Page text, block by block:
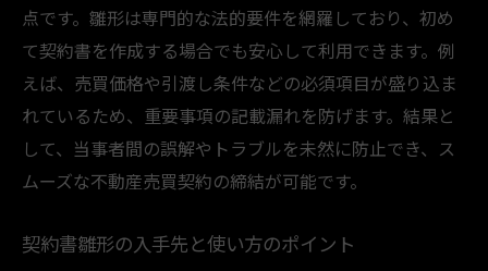
点です。雛形は専門的な法的要件を網羅しており、初め
て契約書を作成する場合でも安心して利用できます。例
えば、売買価格や引渡し条件などの必須項目が盛り込ま
れているため、重要事項の記載漏れを防げます。結果と
して、当事者間の誤解やトラブルを未然に防止でき、ス
ムーズな不動産売買契約の締結が可能です。
契約書雛形の入手先と使い方のポイント